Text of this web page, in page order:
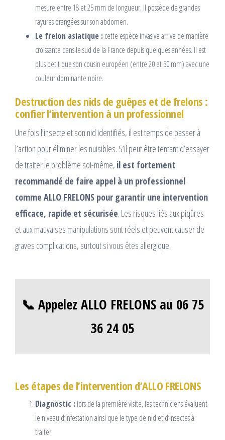
mesure entre 18 et 25 mm de longueur. Il possède de grandes
rayures orangées sur son abdomen.
Le frelon asiatique : cette espèce invasive arrive de manière
croissante dans le sud de la France depuis quelques années. Il est
plus petit que son cousin européen (entre 20 et 30 mm) avec une
couleur dominante noire.
Destruction des nids de guêpes et de frelons :
confier l’intervention à un professionnel
Une fois l’insecte et son nid identifiés, il est temps de passer à
l’action pour éliminer les nuisibles. S’il peut être tentant d’essayer
de traiter le problème soi-même, il est fortement
recommandé de faire appel à un professionnel
comme ALLO FRELONS pour garantir une intervention
efficace, rapide et sécurisée. Les risques liés aux piqûres
et aux mauvaises manipulations sont réels et peuvent causer de
graves complications, surtout si vous êtes allergique.
📞 Appelez ALLO FRELONS au 06 75
36 24 05
Les étapes de l’intervention d’ALLO FRELONS
Diagnostic : lors de la première visite, les techniciens évaluent
le niveau d’infestation ainsi que le type de nid et d’insectes à
traiter.